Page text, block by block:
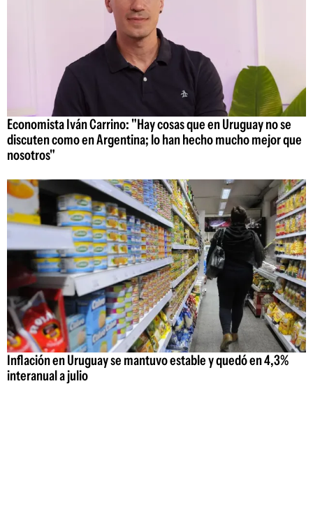
Economista Iván Carrino: "Hay cosas que en Uruguay no se
discuten como en Argentina; lo han hecho mucho mejor que
nosotros"
Inflación en Uruguay se mantuvo estable y quedó en 4,3%
interanual a julio